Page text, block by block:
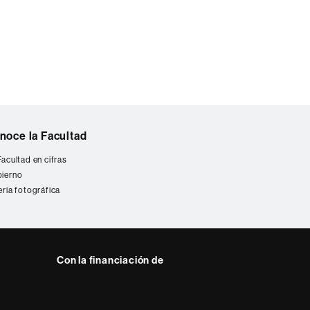
la Facultad
en cifras
fotográfica
Con la financiación de